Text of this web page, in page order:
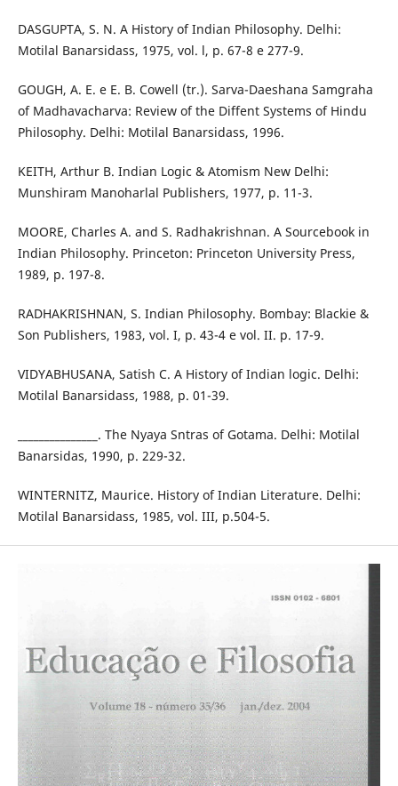
DASGUPTA, S. N. A History of Indian Philosophy. Delhi:
Motilal Banarsidass, 1975, vol. l, p. 67-8 e 277-9.
GOUGH, A. E. e E. B. Cowell (tr.). Sarva-Daeshana Samgraha
of Madhavacharva: Review of the Diffent Systems of Hindu
Philosophy. Delhi: Motilal Banarsidass, 1996.
KEITH, Arthur B. Indian Logic & Atomism New Delhi:
Munshiram Manoharlal Publishers, 1977, p. 11-3.
MOORE, Charles A. and S. Radhakrishnan. A Sourcebook in
Indian Philosophy. Princeton: Princeton University Press,
1989, p. 197-8.
RADHAKRISHNAN, S. Indian Philosophy. Bombay: Blackie &
Son Publishers, 1983, vol. I, p. 43-4 e vol. II. p. 17-9.
VIDYABHUSANA, Satish C. A History of Indian logic. Delhi:
Motilal Banarsidass, 1988, p. 01-39.
_______________. The Nyaya Sntras of Gotama. Delhi: Motilal
Banarsidas, 1990, p. 229-32.
WINTERNITZ, Maurice. History of Indian Literature. Delhi:
Motilal Banarsidass, 1985, vol. III, p.504-5.